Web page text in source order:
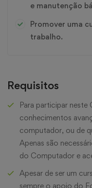
e manutenção
Promover uma
trabalho.
Requisitos
Para participar neste
conhecimentos
computador, ou de
Apenas são
do Computador e
Apesar de ser um
sempre o apoio do